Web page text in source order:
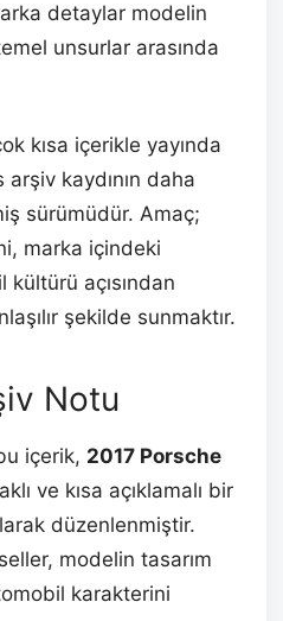
detaylar modelin
unsurlar arasında
kısa içerikle yayında
kaydının daha
sürümüdür. Amaç;
marka içindeki
açısından
şekilde sunmaktır.
Notu
içerik, 2017 Porsche
ve kısa açıklamalı bir
düzenlenmiştir.
modelin tasarım
karakterini